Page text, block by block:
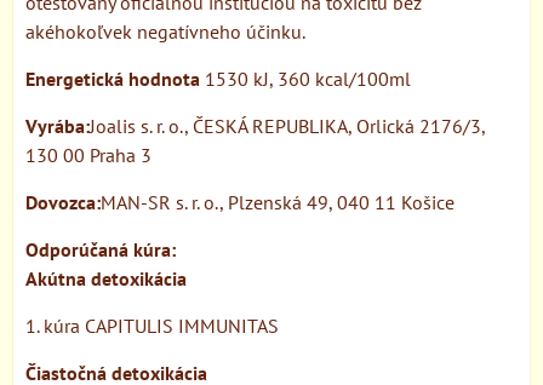
akéhokoľvek negatívneho účinku.
Energetická hodnota 1530 kJ, 360 kcal/100ml
Vyrába:Joalis s. r. o., ČESKÁ REPUBLIKA, Orlická 2176/3,
130 00 Praha 3
Dovozca:MAN-SR s. r. o., Plzenská 49, 040 11 Košice
Odporúčaná kúra:
Akútna detoxikácia
1. kúra CAPITULIS IMMUNITAS
Čiastočná detoxikácia